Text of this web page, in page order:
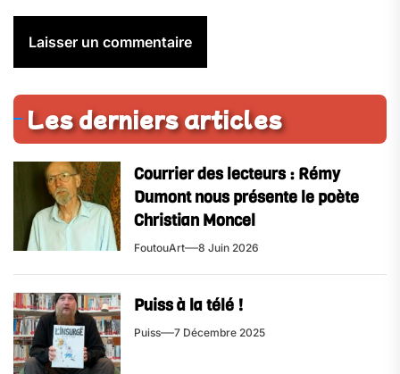
Les derniers articles
Courrier des lecteurs : Rémy
Dumont nous présente le poète
Christian Moncel
FoutouArt 8 Juin 2026
Puiss à la télé !
Puiss 7 Décembre 2025